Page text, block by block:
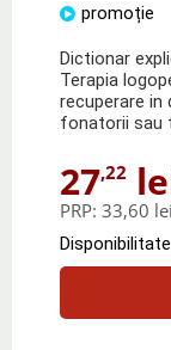
promoție
Dictionar
Terapia
recuperare
fonatorii sau
27,22
PRP: 33,60 lei